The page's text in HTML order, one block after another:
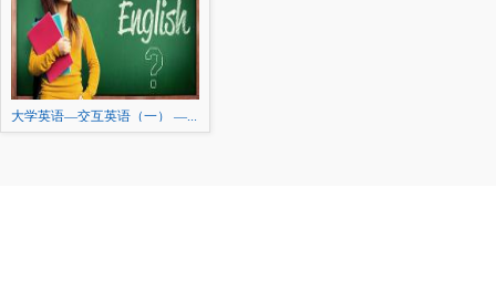
大学英语—交互英语（一） —...